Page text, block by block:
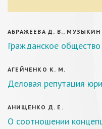
АБРАЖЕЕВА Д. В., МУЗЫКИН
Гражданское
АГЕЙЧЕНКО К. М.
Деловая репутация
АНИЩЕНКО Д. Е.
О соотношении